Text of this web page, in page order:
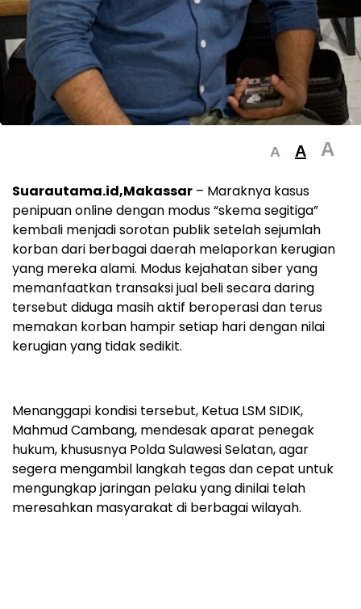
A A A
Suarautama.id,Makassar – Maraknya kasus
penipuan online dengan modus “skema segitiga”
kembali menjadi sorotan publik setelah sejumlah
korban dari berbagai daerah melaporkan kerugian
yang mereka alami. Modus kejahatan siber yang
memanfaatkan transaksi jual beli secara daring
tersebut diduga masih aktif beroperasi dan terus
memakan korban hampir setiap hari dengan nilai
kerugian yang tidak sedikit.
Menanggapi kondisi tersebut, Ketua LSM SIDIK,
Mahmud Cambang, mendesak aparat penegak
hukum, khususnya Polda Sulawesi Selatan, agar
segera mengambil langkah tegas dan cepat untuk
mengungkap jaringan pelaku yang dinilai telah
meresahkan masyarakat di berbagai wilayah.